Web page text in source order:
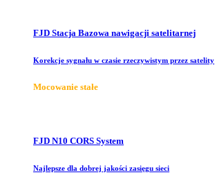
FJD Stacja Bazowa nawigacji satelitarnej
Korekcje sygnału w czasie rzeczywistym przez satelity
Mocowanie stałe
FJD N10 CORS System
Najlepsze dla dobrej jakości zasięgu sieci